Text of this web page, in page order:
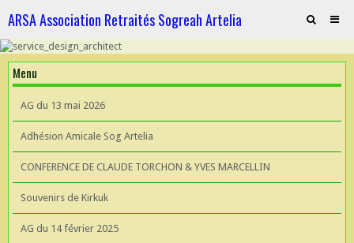
ARSA Association Retraités Sogreah Artelia
Invitation au repas le 21 novembre 2025
ARTELIA et l'Hydroélectricité
ARTELIA et l'Hydroélectricité
Souvenirs de KIrkuk
CONFERENCE DE CLAUDE TORCHON & YVES MARCELLIN A L'UIAD
AG 2026 du 13 mai
Menu
AG du 13 mai 2026
Adhésion Amicale Sog Artelia
CONFERENCE DE CLAUDE TORCHON & YVES MARCELLIN
Souvenirs de Kirkuk
AG du 14 février 2025